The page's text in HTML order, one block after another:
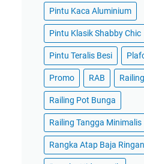
Pintu Kaca Aluminium
Pintu Klasik Shabby Chic
Pintu Teralis Besi
Promo RAB
Railing Pot Bunga
Railing Tangga Minimalis
Rangka Atap Baja Ringan